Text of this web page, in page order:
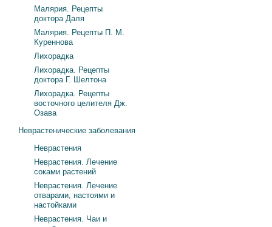
Малярия. Рецепты
доктора Даля
Малярия. Рецепты П. М.
Куреннова
Лихорадка
Лихорадка. Рецепты
доктора Г. Шелтона
Лихорадка. Рецепты
восточного целителя Дж.
Озава
Неврастенические заболевания
Неврастения
Неврастения. Лечение
соками растений
Неврастения. Лечение
отварами, настоями и
настойками
Неврастения. Чаи и